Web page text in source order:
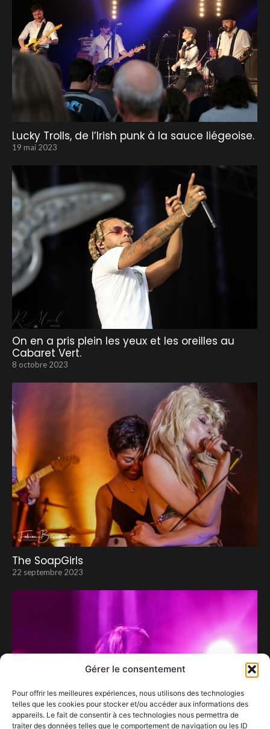
Gérer le consentement
Pour offrir les meilleures expériences, nous utilisons des technologies
telles que les cookies pour stocker et/ou accéder aux informations des
appareils. Le fait de consentir à ces technologies nous permettra de
traiter des données telles que le comportement de navigation ou les ID
Lucky Trolls, de l’Irish punk à la sauce liégeoise.
19 mai 2023
On en a pris plein les yeux et les oreilles au
Cabaret Vert.
8 octobre 2023
The SoapGirls
22 septembre 2023